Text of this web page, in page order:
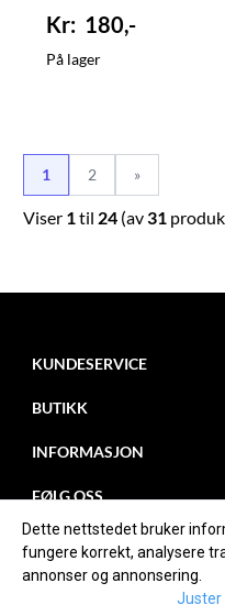
180,-
På lager
1 2 »
Viser 1til 24 (av31
KUNDESERVICE
3420 Lierskogen
Org. nr.
firmapost@kollevold.no
BUTIKK
Salgsvilkår
Kontakt oss
Opprett konto
Logg inn
INFORMASJON
Om oss
Blogg
Om informasjonskapsler
FØLG OSS
Facebook
Instagram
Dette nettstedet bruker
fungere korrekt, analysere
annonser og annonsering.
Juster